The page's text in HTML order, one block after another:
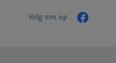
Volg ons op